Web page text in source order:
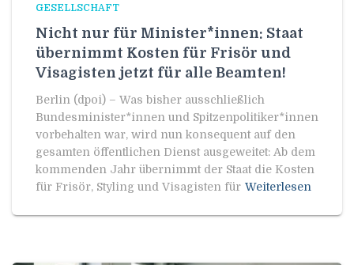
GESELLSCHAFT
Nicht nur für Minister*innen: Staat
übernimmt Kosten für Frisör und
Visagisten jetzt für alle Beamten!
Berlin (dpoi) – Was bisher ausschließlich
Bundesminister*innen und Spitzenpolitiker*innen
vorbehalten war, wird nun konsequent auf den
gesamten öffentlichen Dienst ausgeweitet: Ab dem
kommenden Jahr übernimmt der Staat die Kosten
für Frisör, Styling und Visagisten für Weiterlesen